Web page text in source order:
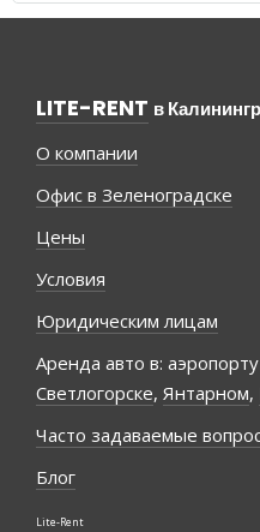
LITE-RENT в
О компании
Офис в Зеленоградске
Цены
Условия
Юридическим лицам
Аренда авто в: аэропорту
Светлогорске, Янтарном,
Часто задаваемые
Блог
Lite-Rent